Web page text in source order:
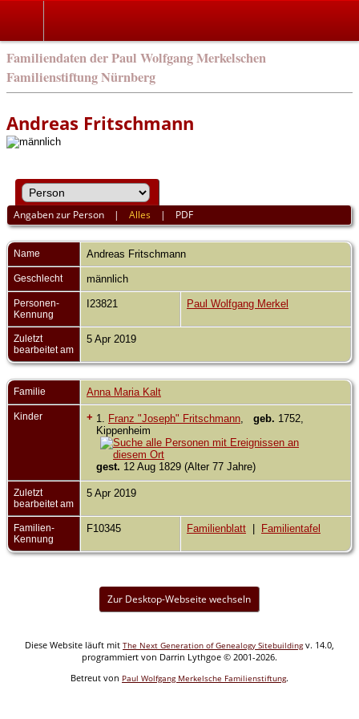
Familiendaten der Paul Wolfgang Merkelschen
Familienstiftung Nürnberg
Andreas Fritschmann
Angaben zur Person |Alles | PDF
Name Andreas Fritschmann
Geschlecht männlich
Personen-
Kennung
I23821 Paul Wolfgang Merkel
Zuletzt
bearbeitet am
5 Apr 2019
Familie Anna Maria Kalt
Kinder + 1. Franz "Joseph" Fritschmann geb. 1752,
Kippenheim
gest. 12 Aug 1829 (Alter 77 Jahre)
Zuletzt
bearbeitet am
5 Apr 2019
Familien-
Kennung
F10345 Familienblatt Familientafel
Zur Desktop-Webseite wechseln
Diese Website läuft mit The Next Generation of Genealogy Sitebuildingv. 14.0,
programmiert von Darrin Lythgoe © 2001-2026.
Betreut von Paul Wolfgang Merkelsche Familienstiftung.